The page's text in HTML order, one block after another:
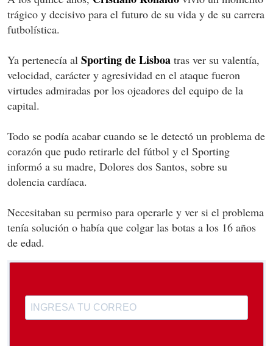
trágico y decisivo para el futuro de su vida y de su carrera
futbolística.
Ya pertenecía al Sporting de Lisboa tras ver su valentía,
velocidad, carácter y agresividad en el ataque fueron
virtudes admiradas por los ojeadores del equipo de la
capital.
Todo se podía acabar cuando se le detectó un problema de
corazón que pudo retirarle del fútbol y el Sporting
informó a su madre, Dolores dos Santos, sobre su
dolencia cardíaca.
Necesitaban su permiso para operarle y ver si el problema
tenía solución o había que colgar las botas a los 16 años
de edad.